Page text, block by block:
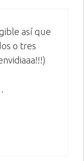
así que
o tres